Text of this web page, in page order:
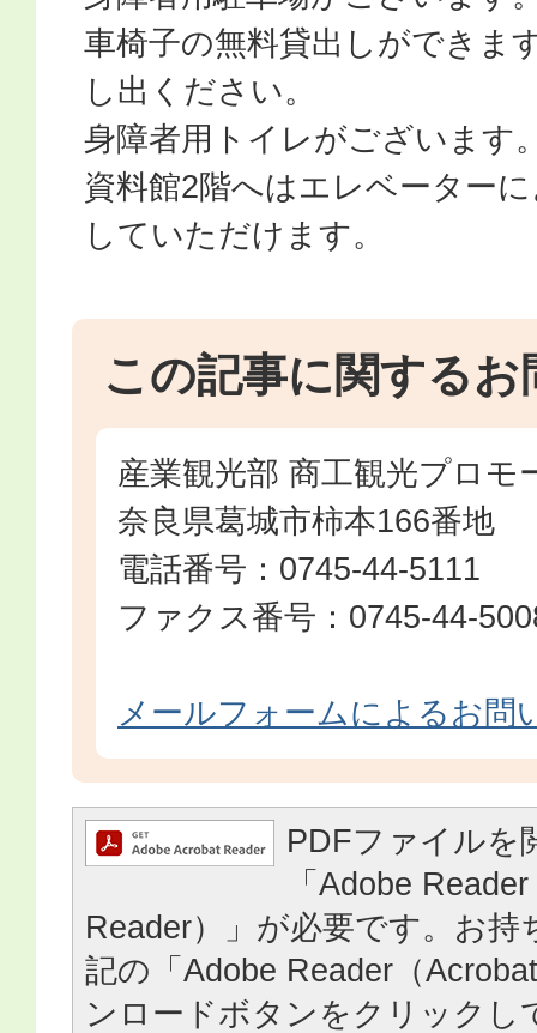
車椅子の無料貸出しができま
し出ください。
身障者用トイレがございます
資料館2階へはエレベーター
していただけます。
この記事に関するお
産業観光部 商工観光プロモ
奈良県葛城市柿本166番地
電話番号：0745-44-5111
ファクス番号：0745-44-
メールフォームによるお問
PDFファイルを
「Adobe
Reader）」が必要です。お持
記の「Adobe Reader（
ンロードボタンをクリックし